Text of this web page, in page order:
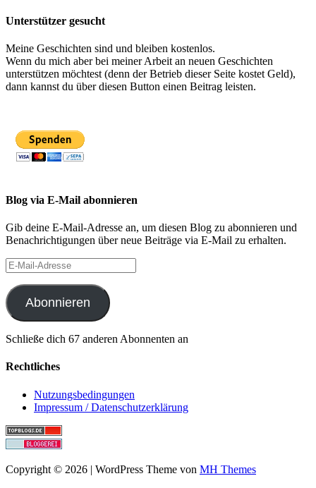
Unterstützer gesucht
Meine Geschichten sind und bleiben kostenlos.
Wenn du mich aber bei meiner Arbeit an neuen Geschichten
unterstützen möchtest (denn der Betrieb dieser Seite kostet Geld),
dann kannst du über diesen Button einen Beitrag leisten.
Blog via E-Mail abonnieren
Gib deine E-Mail-Adresse an, um diesen Blog zu abonnieren und
Benachrichtigungen über neue Beiträge via E-Mail zu erhalten.
E-
Mail-
Adresse
Abonnieren
Schließe dich 67 anderen Abonnenten an
Rechtliches
Nutzungsbedingungen
Impressum / Datenschutzerklärung
Copyright © 2026 | WordPress Theme von MH Themes